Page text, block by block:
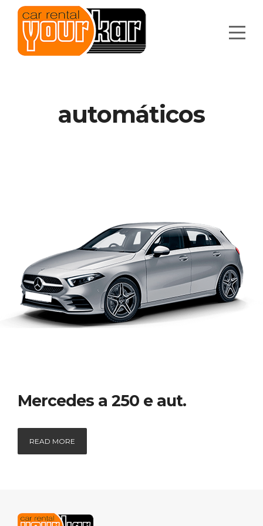
automáticos
Mercedes a 250 e aut.
READ MORE